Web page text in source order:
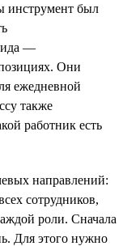
инструмент был
—
Они
ежедневной
также
работник есть
направлений:
сотрудников,
роли. Сначала
Для этого нужно